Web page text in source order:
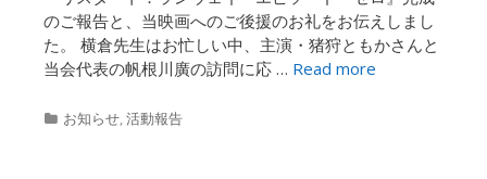
のご報告と、当映画へのご後援のお礼をお伝えしまし
た。 横倉先生はお忙しい中、主演・猪狩ともかさんと
当会代表の帆根川廣の訪問に応 … Read more
Categories
お知らせ,活動報告